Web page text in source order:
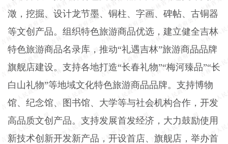
澂，挖掘、设计龙节墨、铜柱、字画、碑帖、古铜器
等文创产品。组织特色旅游商品优选，建立健全吉林
特色旅游商品名录库，推动“礼遇吉林”旅游商品品牌
旗舰店建设。支持各地打造“长春礼物”“梅河臻品”“长
白山礼物”等地域文化特色旅游商品品牌。支持博物
馆、纪念馆、图书馆、大学等与社会机构合作，开发
高品质文创产品。支持发展首发经济，大力鼓励使用
新技术创新开发新产品，开设首店、旗舰店，举办首